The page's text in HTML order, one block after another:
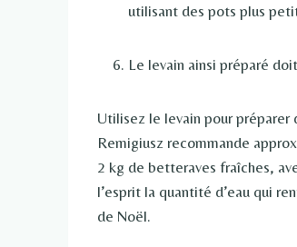
utilisant des pots plus
Le levain ainsi préparé
Utilisez le levain pour
Remigiusz recommande
2 kg de betteraves fraîches,
l’esprit la quantité d’eau qui
de Noël.